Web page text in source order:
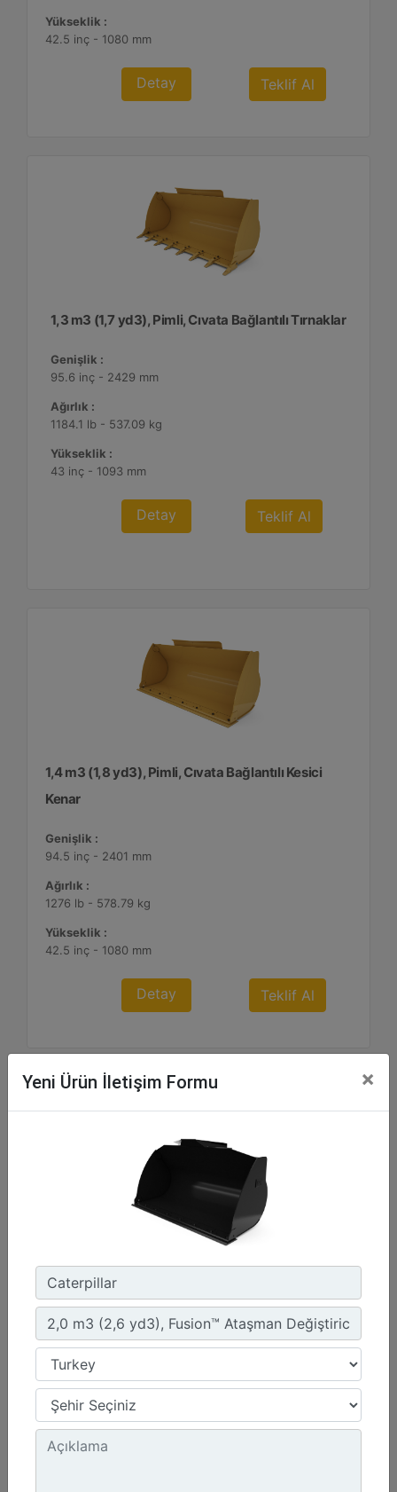
Yükseklik :
42.5 inç - 1080 mm
Detay Teklif Al
1,3 m3 (1,7 yd3), Pimli, Cıvata Bağlantılı Tırnaklar
Genişlik :
95.6 inç - 2429 mm
Ağırlık :
1184.1 lb - 537.09 kg
Yükseklik :
43 inç - 1093 mm
Detay Teklif Al
1,4 m3 (1,8 yd3), Pimli, Cıvata Bağlantılı Kesici
Kenar
Genişlik :
94.5 inç - 2401 mm
Ağırlık :
1276 lb - 578.79 kg
Yükseklik :
42.5 inç - 1080 mm
Detay Teklif Al
1,4 m3 (1,8 yd3), IT Ataşman Değiştirici, Cıvata
Genişlik :
95.6 inç - 2429 mm
Ağırlık :
1173.1 lb - 532.09 kg
Yükseklik :
43 inç - 1093 mm
Yeni Ürün İletişim Formu ×